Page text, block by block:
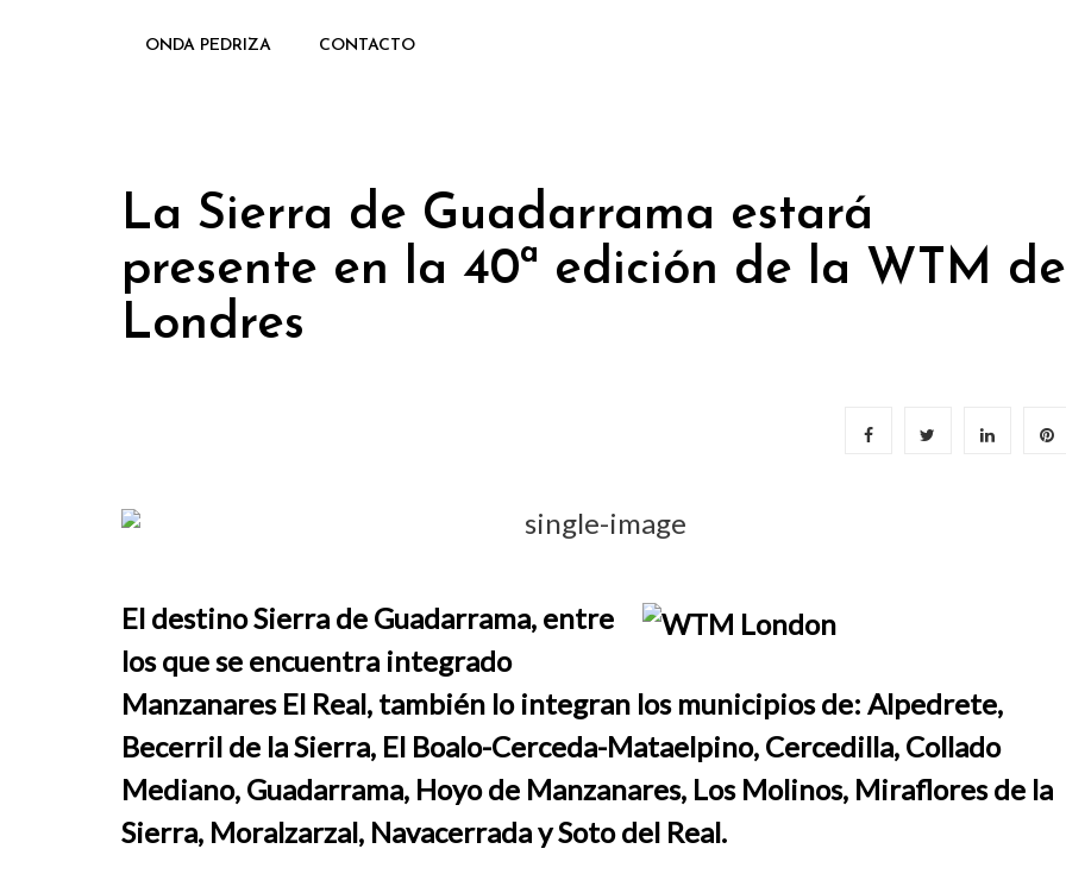
ONDA PEDRIZA CONTACTO
La Sierra de Guadarrama estará
presente en la 40ª edición de la WTM de
Londres
El destino Sierra de Guadarrama, entre
los que se encuentra integrado
Manzanares El Real, también lo integran los municipios de: Alpedrete,
Becerril de la Sierra, El Boalo-Cerceda-Mataelpino, Cercedilla, Collado
Mediano, Guadarrama, Hoyo de Manzanares, Los Molinos, Miraflores de la
Sierra, Moralzarzal, Navacerrada y Soto del Real.